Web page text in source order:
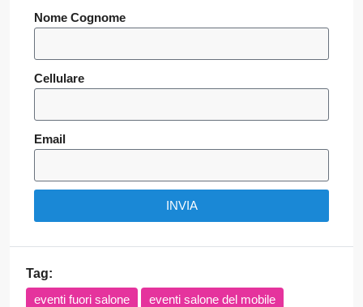
Nome Cognome
Cellulare
Email
INVIA
Tag:
eventi fuori salone
eventi salone del mobile